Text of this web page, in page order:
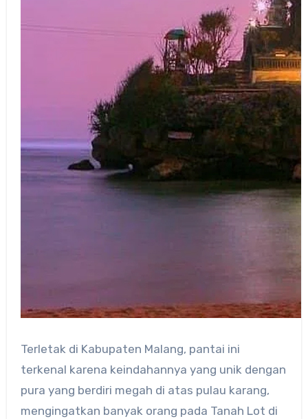
Terletak di Kabupaten Malang, pantai ini
terkenal karena keindahannya yang unik dengan
pura yang berdiri megah di atas pulau karang,
mengingatkan banyak orang pada Tanah Lot di